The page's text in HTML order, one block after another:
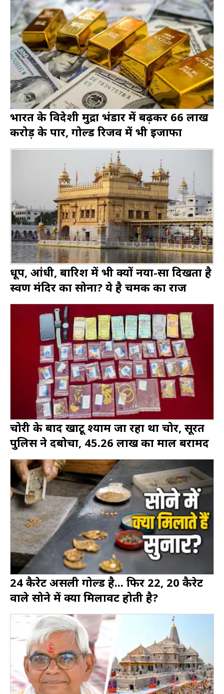
भारत के विदेशी मुद्रा भंडार में बढ़कर ₹66 लाख
करोड़ के पार, गोल्ड रिजर्व में भी इजाफा
धूप, आंधी, बारिश में भी क्यों नया-सा दिखता है
स्वर्ण मंदिर का सोना? ये है चमक का राज
चोरी के बाद खाटू श्याम जा रहा था चोर, सूरत
पुलिस ने दबोचा, 45.26 लाख का माल बरामद
24 कैरेट असली गोल्ड है... फिर 22, 20 कैरेट
वाले सोने में क्या मिलावट होती है?